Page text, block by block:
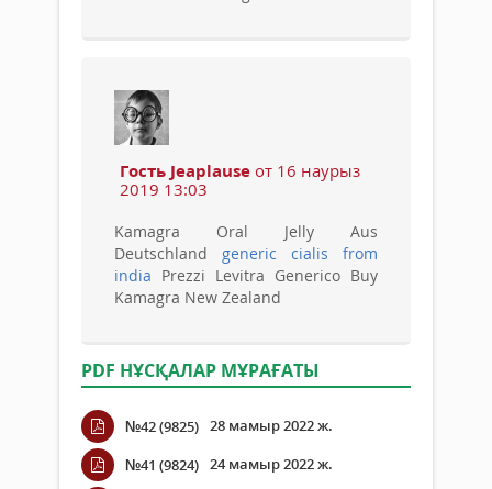
Гость Jeaplause от 16 наурыз
2019 13:03
Kamagra Oral Jelly Aus
Deutschland generic cialis from
india Prezzi Levitra Generico Buy
Kamagra New Zealand
PDF НҰСҚАЛАР МҰРАҒАТЫ
№42 (9825) 28 мамыр 2022 ж.
№41 (9824) 24 мамыр 2022 ж.